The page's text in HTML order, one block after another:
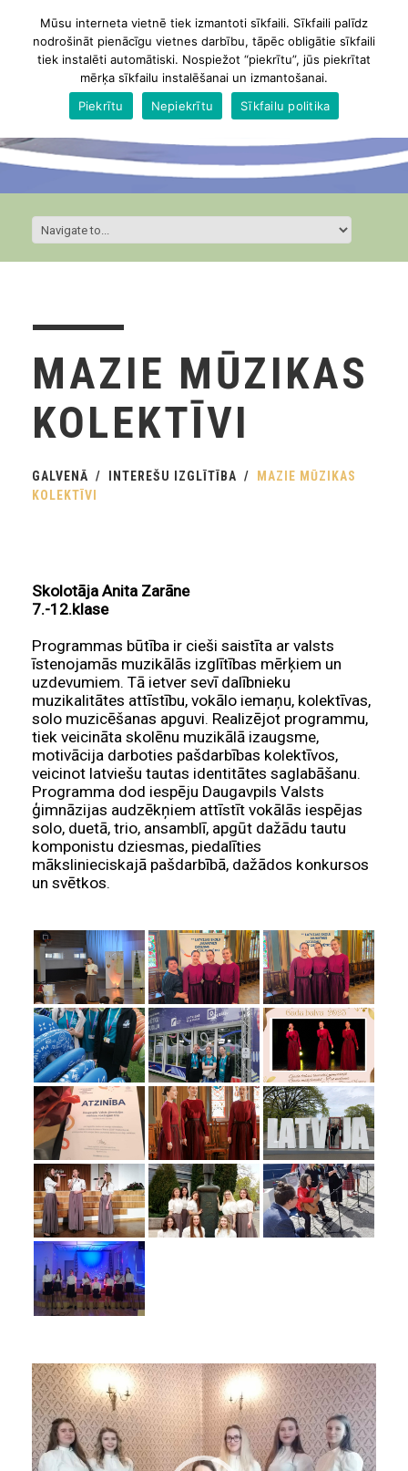
MAZIE MŪZIKAS
KOLEKTĪVI
GALVENĀ INTEREŠU IZGLĪTĪBA
MAZIE MŪZIKAS
KOLEKTĪVI
Skolotāja Anita Zarāne
7.-12.klase
Programmas būtība ir cieši saistīta ar valsts
īstenojamās muzikālās izglītības mērķiem un
uzdevumiem. Tā ietver sevī dalībnieku
muzikalitātes attīstību, vokālo iemaņu, kolektīvas,
solo muzicēšanas apguvi. Realizējot programmu,
tiek veicināta skolēnu muzikālā izaugsme,
motivācija darboties pašdarbības kolektīvos,
veicinot latviešu tautas identitātes saglabāšanu.
Programma dod iespēju Daugavpils Valsts
ģimnāzijas audzēkņiem attīstīt vokālās iespējas
solo, duetā, trio, ansamblī, apgūt dažādu tautu
komponistu dziesmas, piedalīties
mākslinieciskajā pašdarbībā, dažādos konkursos
un svētkos.
Video
Player
Mūsu interneta vietnē tiek izmantoti sīkfaili. Sīkfaili palīdz
nodrošināt pienācīgu vietnes darbību, tāpēc obligātie sīkfaili
tiek instalēti automātiski. Nospiežot “piekrītu”, jūs piekrītat
mērķa sīkfailu instalēšanai un izmantošanai.
Piekrītu
Nepiekrītu Sīkfailu politika